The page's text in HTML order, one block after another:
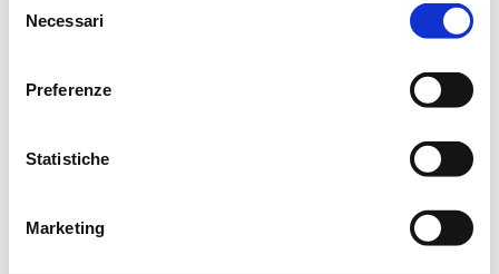
delNecessari
Preferenze
Statistiche
Marketing
DOMENICA
15 - 18
LUNEDÌ